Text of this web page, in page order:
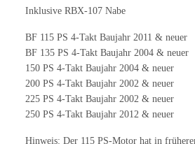
Inklusive RBX-107 Nabe
BF 115 PS 4-Takt Baujahr 2011 & neuer
BF 135 PS 4-Takt Baujahr 2004 & neuer
150 PS 4-Takt Baujahr 2004 & neuer
200 PS 4-Takt Baujahr 2002 & neuer
225 PS 4-Takt Baujahr 2002 & neuer
250 PS 4-Takt Baujahr 2012 & neuer
Hinweis: Der 115 PS-Motor hat in